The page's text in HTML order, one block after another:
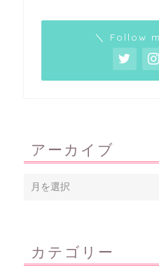
＼ Follow
アーカイブ
カテゴリー